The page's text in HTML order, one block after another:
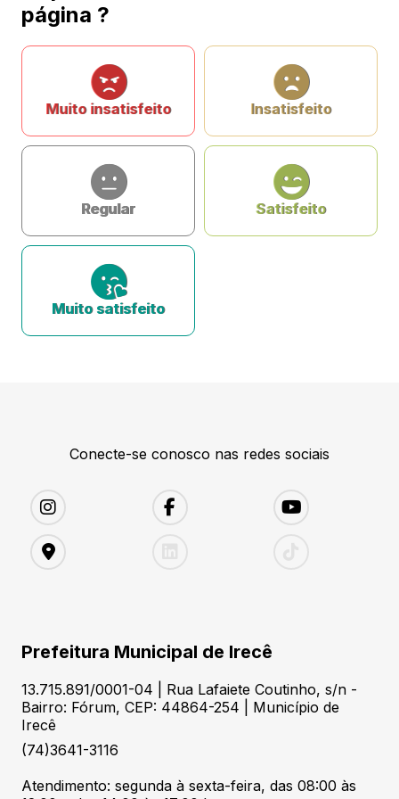
página ?
Muito insatisfeito Insatisfeito
Regular Satisfeito
Muito satisfeito
Conecte-se conosco nas redes sociais
Prefeitura Municipal de Irecê
13.715.891/0001-04 | Rua Lafaiete Coutinho, s/n -
Bairro: Fórum, CEP: 44864-254 | Município de
Irecê
(74)3641-3116
Atendimento: segunda à sexta-feira, das 08:00 às